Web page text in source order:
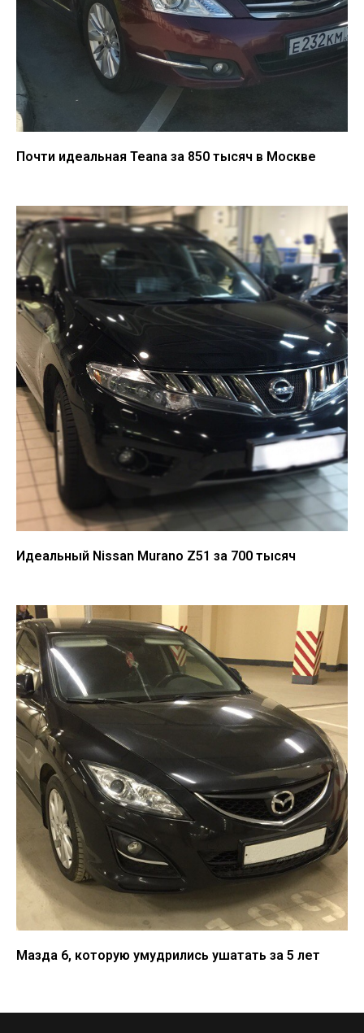
Почти идеальная Teana за 850 тысяч в Москве
Идеальный Nissan Murano Z51 за 700 тысяч
Мазда 6, которую умудрились ушатать за 5 лет